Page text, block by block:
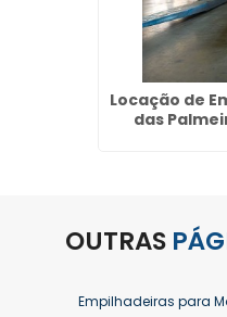
Locação de
das
OUTRAS
Empilhadeiras para